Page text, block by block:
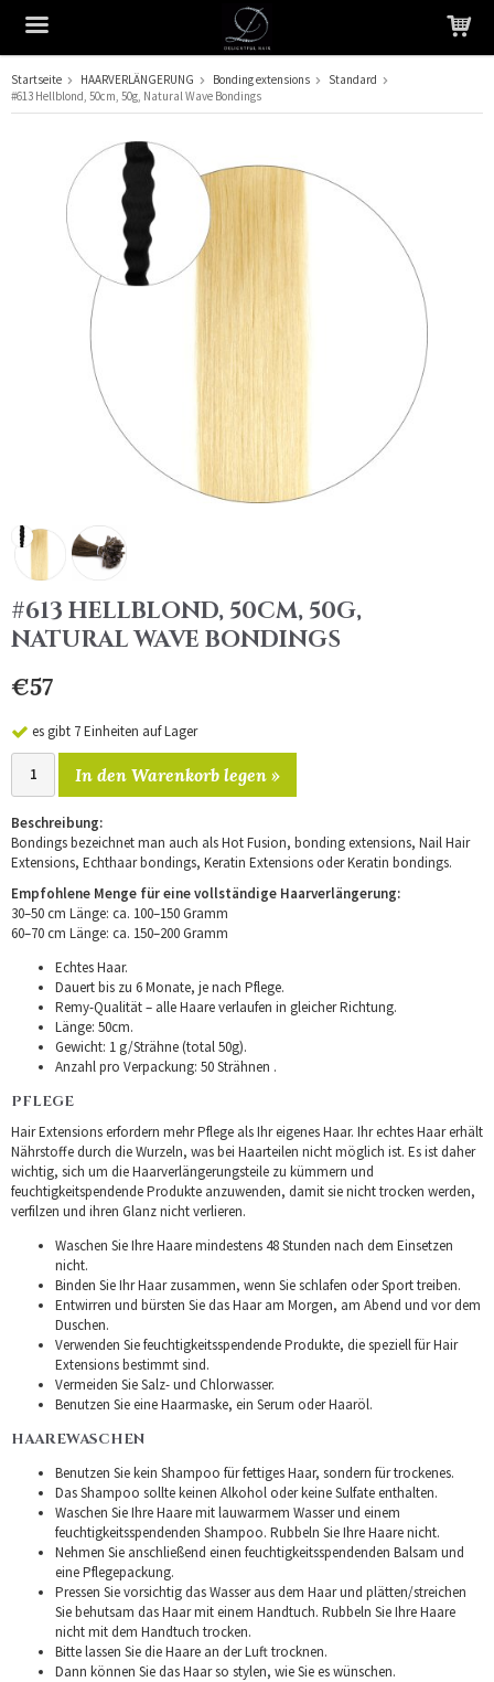
Das Produkt wurde in Ihren Warenkorb gelegt
Startseite HAARVERLÄNGERUNG Bonding extensions
Standard
#613 Hellblond, 50cm, 50g, Natural Wave Bondings
#613 HELLBLOND, 50CM, 50G,
NATURAL WAVE BONDINGS
€57
es gibt 7 Einheiten auf Lager
In den Warenkorb legen »
Beschreibung:
Bondings bezeichnet man auch als Hot Fusion, bonding extensions, Nail Hair
Extensions, Echthaar bondings, Keratin Extensions oder Keratin bondings.
Empfohlene Menge für eine vollständige Haarverlängerung:
30–50 cm Länge: ca. 100–150 Gramm
60–70 cm Länge: ca. 150–200 Gramm
Echtes Haar.
Dauert bis zu 6 Monate, je nach Pflege.
Remy-Qualität – alle Haare verlaufen in gleicher Richtung.
Länge: 50cm.
Gewicht: 1 g/Strähne (total 50g).
Anzahl pro Verpackung: 50 Strähnen .
PFLEGE
Hair Extensions erfordern mehr Pflege als Ihr eigenes Haar. Ihr echtes Haar erhält
Nährstoffe durch die Wurzeln, was bei Haarteilen nicht möglich ist. Es ist daher
wichtig, sich um die Haarverlängerungsteile zu kümmern und
feuchtigkeitspendende Produkte anzuwenden, damit sie nicht trocken werden,
verfilzen und ihren Glanz nicht verlieren.
Waschen Sie Ihre Haare mindestens 48 Stunden nach dem Einsetzen
nicht.
Binden Sie Ihr Haar zusammen, wenn Sie schlafen oder Sport treiben.
Entwirren und bürsten Sie das Haar am Morgen, am Abend und vor dem
Duschen.
Verwenden Sie feuchtigkeitsspendende Produkte, die speziell für Hair
Extensions bestimmt sind.
Vermeiden Sie Salz- und Chlorwasser.
Benutzen Sie eine Haarmaske, ein Serum oder Haaröl.
HAAREWASCHEN
Benutzen Sie kein Shampoo für fettiges Haar, sondern für trockenes.
Das Shampoo sollte keinen Alkohol oder keine Sulfate enthalten.
Waschen Sie Ihre Haare mit lauwarmem Wasser und einem
feuchtigkeitsspendenden Shampoo. Rubbeln Sie Ihre Haare nicht.
Nehmen Sie anschließend einen feuchtigkeitsspendenden Balsam und
eine Pflegepackung.
Pressen Sie vorsichtig das Wasser aus dem Haar und plätten/streichen
Sie behutsam das Haar mit einem Handtuch. Rubbeln Sie Ihre Haare
nicht mit dem Handtuch trocken.
Bitte lassen Sie die Haare an der Luft trocknen.
Dann können Sie das Haar so stylen, wie Sie es wünschen.